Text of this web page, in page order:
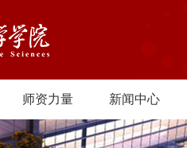
师资力量 新闻中心